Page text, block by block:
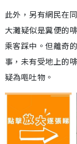
此外，另有網民在
大灘疑似是糞便的
乘客踩中。但離奇
事，未有受地上的
疑為嘔吐物。